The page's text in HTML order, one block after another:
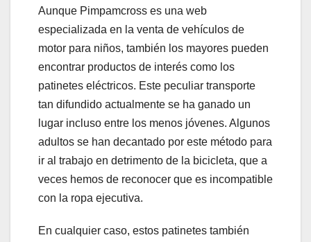
Aunque Pimpamcross es una web
especializada en la venta de vehículos de
motor para niños, también los mayores pueden
encontrar productos de interés como los
patinetes eléctricos. Este peculiar transporte
tan difundido actualmente se ha ganado un
lugar incluso entre los menos jóvenes. Algunos
adultos se han decantado por este método para
ir al trabajo en detrimento de la bicicleta, que a
veces hemos de reconocer que es incompatible
con la ropa ejecutiva.
En cualquier caso, estos patinetes también